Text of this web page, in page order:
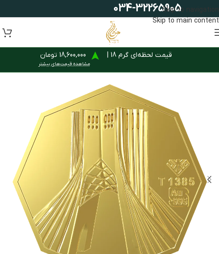
Skip to navigation
Skip to main content
034-32265905
قیمت لحظه‌ای گرم 18 | 18,600,000 تومان
مشاهده قیمت‌های بیشتر